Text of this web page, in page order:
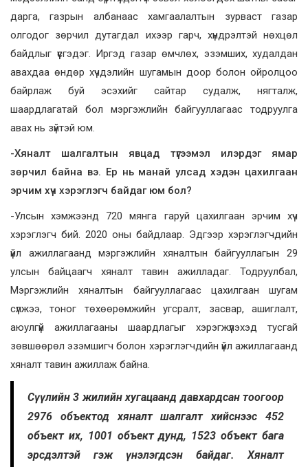
дарга, газрын албанаас хамгаалалтын зурваст газар
олгодог зөрчил дутагдал ихээр гарч, хүндрэлтэй нөхцөл
байдлыг үүсгэдэг. Иргэд газар өмчлөх, эзэмших, худалдан
авахдаа өндөр хүчдэлийн шугамын доор болон ойролцоо
байрлаж буй эсэхийг сайтар судалж, нягталж,
шаардлагатай бол мэргэжлийн байгууллагаас тодруулга
авах нь зүйтэй юм.
-Хяналт шалгалтын явцад түгээмэл илэрдэг ямар
зөрчил байна вэ. Ер нь манай улсад хэдэн цахилгаан
эрчим хүч хэрэглэгч байдаг юм бол?
-Улсын хэмжээнд 720 мянга гаруй цахилгаан эрчим хүч
хэрэглэгч бий. 2020 оны байдлаар. Эдгээр хэрэглэгчдийн
үйл ажиллагаанд мэргэжлийн хяналтын байгууллагын 29
улсын байцаагч хяналт тавин ажилладаг. Тодруулбал,
Мэргэжлийн хяналтын байгууллагаас цахилгаан шугам
сүлжээ, тоног төхөөрөмжийн угсралт, засвар, ашиглалт,
аюулгүй ажиллагааны шаардлагыг хэрэгжүүлэхэд тусгай
зөвшөөрөл эзэмшигч болон хэрэглэгчдийн үйл ажиллагаанд
хяналт тавин ажиллаж байна.
Сүүлийн 3 жилийн хугацаанд давхардсан тоогоор
2976 объектод хяналт шалгалт хийснээс 452
объект их, 1001 объект дунд, 1523 объект бага
эрсдэлтэй гэж үнэлэгдсэн байдаг. Хяналт